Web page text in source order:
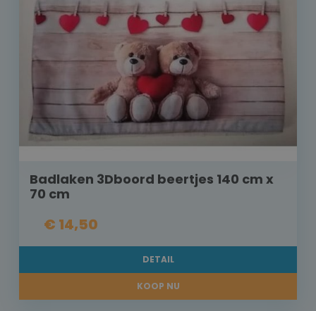
Badlaken 3Dboord beertjes 140 cm x
70 cm
€ 14,50
DETAIL
KOOP NU